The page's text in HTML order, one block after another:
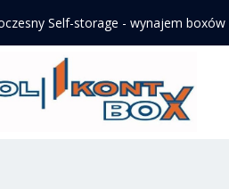
Self-storage - wynajem